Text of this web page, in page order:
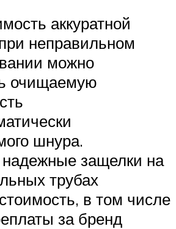
аккуратной
неправильном
можно
очищаемую
шнура.
защелки на
трубах
в том числе
за бренд